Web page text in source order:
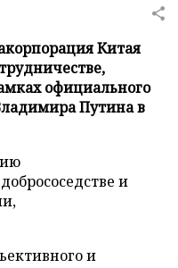
Китая
официального
Путина в
и
и